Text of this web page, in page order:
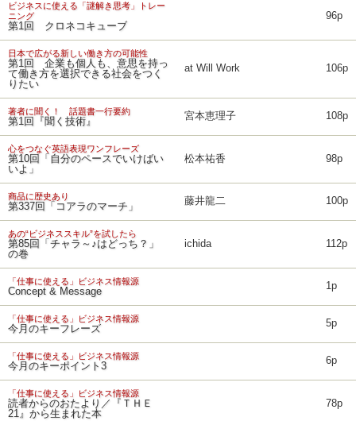
ビジネスに使える「謎解き思考」トレー
ニング
第1回 クロネコキューブ
96p
日本で広がる新しい働き方の可能性
第1回 企業も個人も、意思を持っ
て働き方を選択できる社会をつく
りたい
at Will Work 106p
著者に聞く！ 話題書一行要約
第1回『聞く技術』 宮本恵理子 108p
心をつなぐ英語表現ワンフレーズ
第10回「自分のペースでいけばい
いよ」
松本祐香 98p
商品に歴史あり
第337回「コアラのマーチ」 藤井龍二 100p
あの“ビジネススキル”を試したら
第85回「チャラ～♪はどっち？」
の巻
ichida 112p
「仕事に使える」ビジネス情報源
Concept & Message 1p
「仕事に使える」ビジネス情報源
今月のキーフレーズ 5p
「仕事に使える」ビジネス情報源
今月のキーポイント3 6p
「仕事に使える」ビジネス情報源
読者からのおたより／『ＴＨＥ
21』から生まれた本
78p